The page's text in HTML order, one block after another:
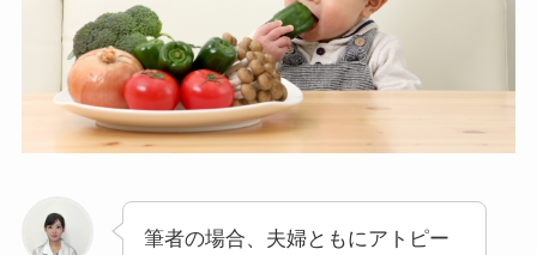
筆者の場合、夫婦ともにアトピー